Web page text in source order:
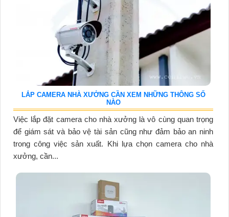
LẮP CAMERA NHÀ XƯỞNG CẦN XEM NHỮNG THÔNG SỐ
NÀO
Việc lắp đặt camera cho nhà xưởng là vô cùng quan trọng
để giám sát và bảo vệ tài sản cũng như đảm bảo an ninh
trong công việc sản xuất. Khi lựa chọn camera cho nhà
xưởng, cần...